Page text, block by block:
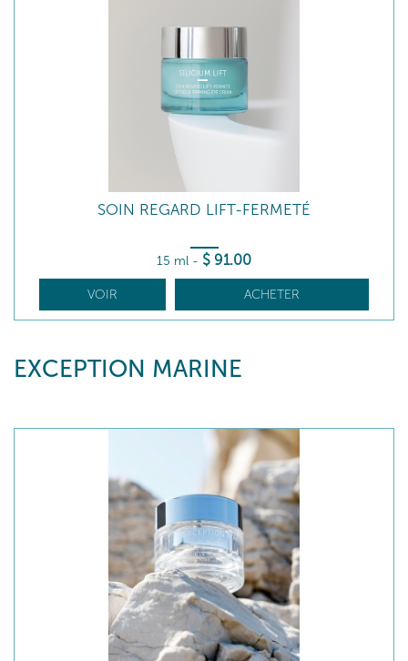
SOIN REGARD LIFT-FERMETÉ
15 ml - $ 91.00
VOIR ACHETER
EXCEPTION MARINE